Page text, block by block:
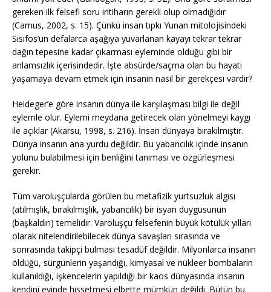
gereken ilk felsefi soru intiharın gerekli olup olmadığıdır
(Camus, 2002, s. 15). Çünkü insan tıpkı Yunan mitolojisindeki
Sisifos’un defalarca aşağıya yuvarlanan kayayı tekrar tekrar
dağın tepesine kadar çıkarması eyleminde olduğu gibi bir
anlamsızlık içerisindedir. İşte absürde/saçma olan bu hayatı
yaşamaya devam etmek için insanın nasıl bir gerekçesi vardır?
Heideger’e göre insanın dünya ile karşılaşması bilgi ile değil
eylemle olur. Eylemi meydana getirecek olan yönelmeyi kaygı
ile açıklar (Akarsu, 1998, s. 216). İnsan dünyaya bırakılmıştır.
Dünya insanın ana yurdu değildir. Bu yabancılık içinde insanın
yolunu bulabilmesi için benliğini tanıması ve özgürleşmesi
gerekir.
Tüm varoluşçularda görülen bu metafizik yurtsuzluk algısı
(atılmışlık, bırakılmışlık, yabancılık) bir isyan duygusunun
(başkaldırı) temelidir. Varoluşçu felsefenin büyük kötülük yılları
olarak nitelendirilebilecek dünya savaşları sırasında ve
sonrasında takipçi bulması tesadüf değildir. Milyonlarca insanın
öldüğü, sürgünlerin yaşandığı, kimyasal ve nükleer bombaların
kullanıldığı, işkencelerin yapıldığı bir kaos dünyasında insanın
kendini evinde hissetmesi elbette mümkün değildi. Bütün bu